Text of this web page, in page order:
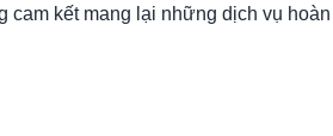
kết mang lại những dịch vụ hoàn